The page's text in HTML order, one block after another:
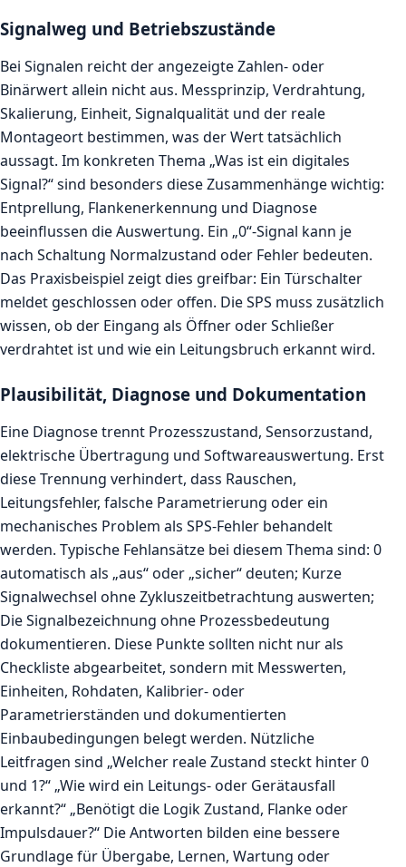
Signalweg und Betriebszustände
Bei Signalen reicht der angezeigte Zahlen- oder
Binärwert allein nicht aus. Messprinzip, Verdrahtung,
Skalierung, Einheit, Signalqualität und der reale
Montageort bestimmen, was der Wert tatsächlich
aussagt. Im konkreten Thema „Was ist ein digitales
Signal?“ sind besonders diese Zusammenhänge wichtig:
Entprellung, Flankenerkennung und Diagnose
beeinflussen die Auswertung. Ein „0“-Signal kann je
nach Schaltung Normalzustand oder Fehler bedeuten.
Das Praxisbeispiel zeigt dies greifbar: Ein Türschalter
meldet geschlossen oder offen. Die SPS muss zusätzlich
wissen, ob der Eingang als Öffner oder Schließer
verdrahtet ist und wie ein Leitungsbruch erkannt wird.
Plausibilität, Diagnose und Dokumentation
Eine Diagnose trennt Prozesszustand, Sensorzustand,
elektrische Übertragung und Softwareauswertung. Erst
diese Trennung verhindert, dass Rauschen,
Leitungsfehler, falsche Parametrierung oder ein
mechanisches Problem als SPS-Fehler behandelt
werden. Typische Fehlansätze bei diesem Thema sind: 0
automatisch als „aus“ oder „sicher“ deuten; Kurze
Signalwechsel ohne Zykluszeitbetrachtung auswerten;
Die Signalbezeichnung ohne Prozessbedeutung
dokumentieren. Diese Punkte sollten nicht nur als
Checkliste abgearbeitet, sondern mit Messwerten,
Einheiten, Rohdaten, Kalibrier- oder
Parametrierständen und dokumentierten
Einbaubedingungen belegt werden. Nützliche
Leitfragen sind „Welcher reale Zustand steckt hinter 0
und 1?“ „Wie wird ein Leitungs- oder Gerätausfall
erkannt?“ „Benötigt die Logik Zustand, Flanke oder
Impulsdauer?“ Die Antworten bilden eine bessere
Grundlage für Übergabe, Lernen, Wartung oder